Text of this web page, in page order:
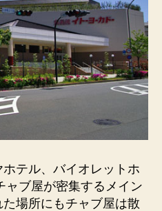
テル、バイオレットホ
ャブ屋が密集するメイン
場所にもチャブ屋は散